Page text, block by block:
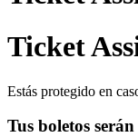
Ticket
Estás protegido en
Tus boletos